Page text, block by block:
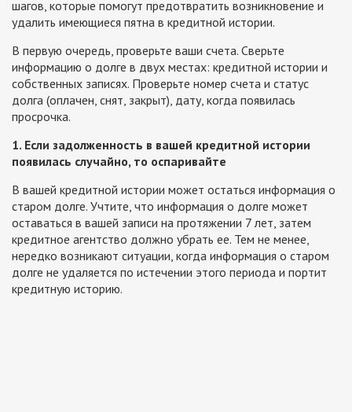
шагов, которые помогут предотвратить возникновение и
удалить имеющиеся пятна в кредитной истории.
В первую очередь, проверьте ваши счета. Сверьте
информацию о долге в двух местах: кредитной истории и
собственных записях. Проверьте номер счета и статус
долга (оплачен, снят, закрыт), дату, когда появилась
просрочка.
1. Если задолженность в вашей кредитной истории
появилась случайно, то оспаривайте
В вашей кредитной истории может остаться информация о
старом долге. Учтите, что информация о долге может
оставаться в вашей записи на протяжении 7 лет, затем
кредитное агентство должно убрать ее. Тем не менее,
нередко возникают ситуации, когда информация о старом
долге не удаляется по истечении этого периода и портит
кредитную историю.